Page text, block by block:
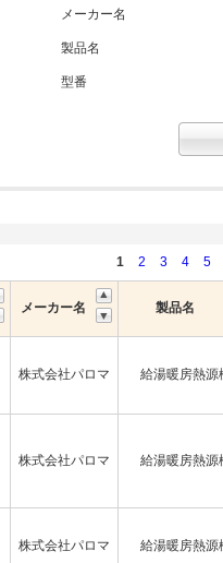
メーカー名
製品名
型番
1
2 3 4 5
メーカー名 製品名
株式会社パロマ 給湯暖房熱源
株式会社パロマ 給湯暖房熱源
株式会社パロマ 給湯暖房熱源